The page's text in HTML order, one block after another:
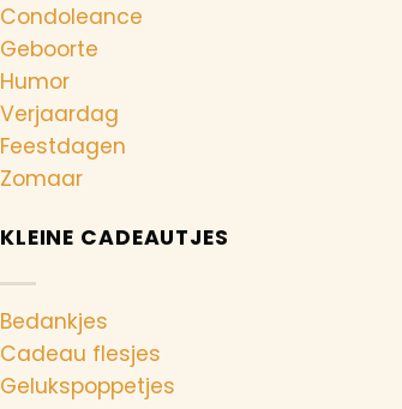
Condoleance
Geboorte
Humor
Verjaardag
Feestdagen
Zomaar
KLEINE CADEAUTJES
Bedankjes
Cadeau flesjes
Gelukspoppetjes